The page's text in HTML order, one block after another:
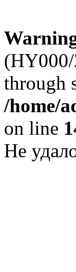
through
/home/
on line
Не